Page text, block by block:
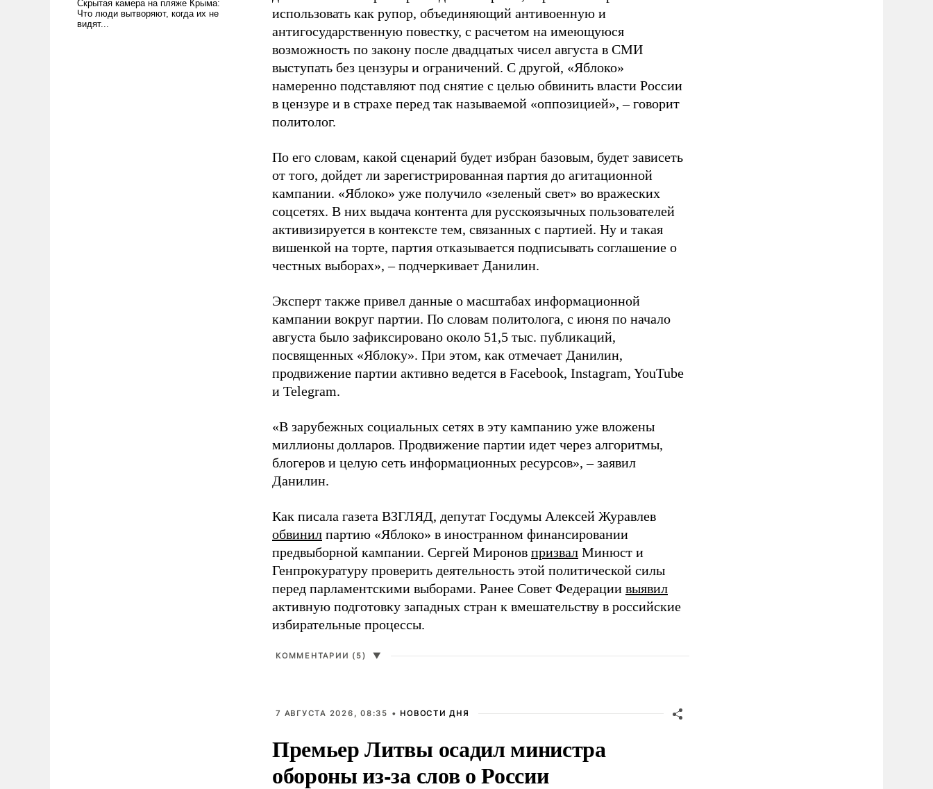
использовать как рупор, объединяющий антивоенную и
антигосударственную повестку, с расчетом на имеющуюся
возможность по закону после двадцатых чисел августа в СМИ
выступать без цензуры и ограничений. С другой, «Яблоко»
намеренно подставляют под снятие с целью обвинить власти России
в цензуре и в страхе перед так называемой «оппозицией», – говорит
политолог.
По его словам, какой сценарий будет избран базовым, будет зависеть
от того, дойдет ли зарегистрированная партия до агитационной
кампании. «Яблоко» уже получило «зеленый свет» во вражеских
соцсетях. В них выдача контента для русскоязычных пользователей
активизируется в контексте тем, связанных с партией. Ну и такая
вишенкой на торте, партия отказывается подписывать соглашение о
честных выборах», – подчеркивает Данилин.
Эксперт также привел данные о масштабах информационной
кампании вокруг партии. По словам политолога, с июня по начало
августа было зафиксировано около 51,5 тыс. публикаций,
посвященных «Яблоку». При этом, как отмечает Данилин,
продвижение партии активно ведется в Facebook, Instagram, YouTube
и Telegram.
«В зарубежных социальных сетях в эту кампанию уже вложены
миллионы долларов. Продвижение партии идет через алгоритмы,
блогеров и целую сеть информационных ресурсов», – заявил
Данилин.
Как писала газета ВЗГЛЯД, депутат Госдумы Алексей Журавлев
обвинил партию «Яблоко» в иностранном финансировании
предвыборной кампании. Сергей Миронов призвал Минюст и
Генпрокуратуру проверить деятельность этой политической силы
перед парламентскими выборами. Ранее Совет Федерации выявил
активную подготовку западных стран к вмешательству в российские
избирательные процессы.
КОММЕНТАРИИ (5) ▼
7 АВГУСТА 2026, 08:35 • НОВОСТИ ДНЯ
Премьер Литвы осадил министра
обороны из-за слов о России